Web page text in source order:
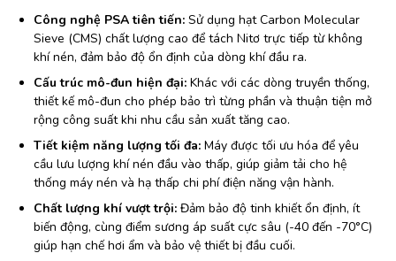
Công nghệ PSA tiên tiến: Sử dụng hạt Carbon Molecular
Sieve (CMS) chất lượng cao để tách Nitơ trực tiếp từ không
khí nén, đảm bảo độ ổn định của dòng khí đầu ra.
Cấu trúc mô-đun hiện đại: Khác với các dòng truyền thống,
thiết kế mô-đun cho phép bảo trì từng phần và thuận tiện mở
rộng công suất khi nhu cầu sản xuất tăng cao.
Tiết kiệm năng lượng tối đa: Máy được tối ưu hóa để yêu
cầu lưu lượng khí nén đầu vào thấp, giúp giảm tải cho hệ
thống máy nén và hạ thấp chi phí điện năng vận hành.
Chất lượng khí vượt trội: Đảm bảo độ tinh khiết ổn định, ít
biến động, cùng điểm sương áp suất cực sâu (-40 đến -70°C)
giúp hạn chế hơi ẩm và bảo vệ thiết bị đầu cuối.